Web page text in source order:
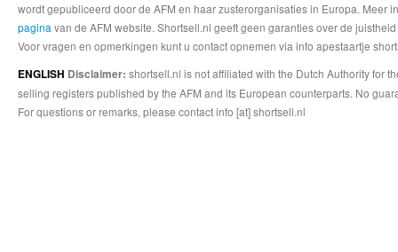
wordt gepubliceerd door de AFM en haar zusterorganisaties in Europa.
pagina van de AFM website. Shortsell.nl geeft geen garanties over de
Voor vragen en opmerkingen kunt u contact opnemen via info apestaartje
ENGLISH Disclaimer: shortsell.nl is not affiliated with the Dutch Authority for
selling registers published by the AFM and its European counterparts. No
For questions or remarks, please contact info [at] shortsell.nl